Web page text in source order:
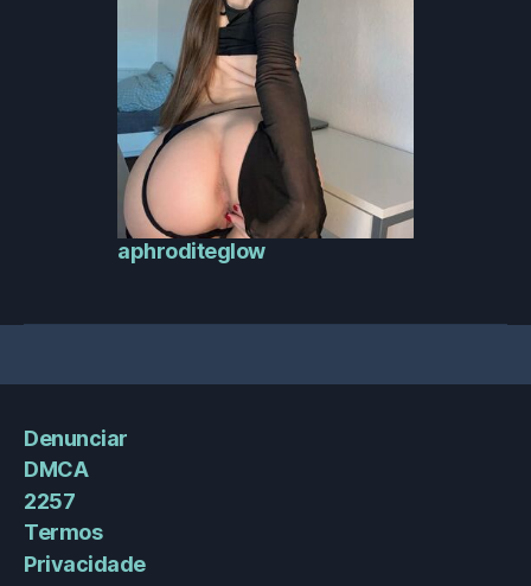
aphroditeglow
Denunciar
DMCA
2257
Termos
Privacidade